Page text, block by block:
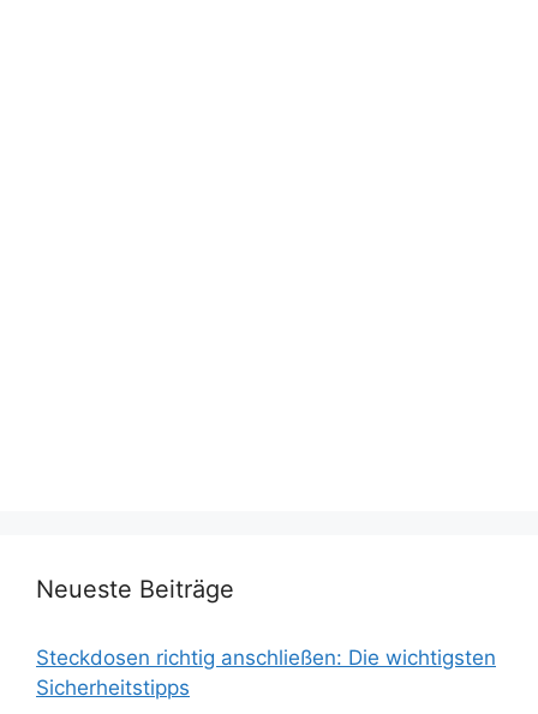
Neueste Beiträge
Steckdosen richtig anschließen: Die wichtigsten
Sicherheitstipps